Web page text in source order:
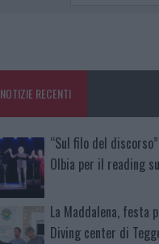
NOTIZIE RECENTI
“Sul filo del
Olbia per il reading
La Maddalena, festa
Diving center di